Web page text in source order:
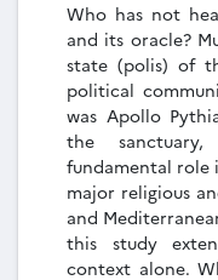
Who has not
and its oracle?
state (polis) of
political
was Apollo
the
fundamental
major religious
and
this study
context alone.